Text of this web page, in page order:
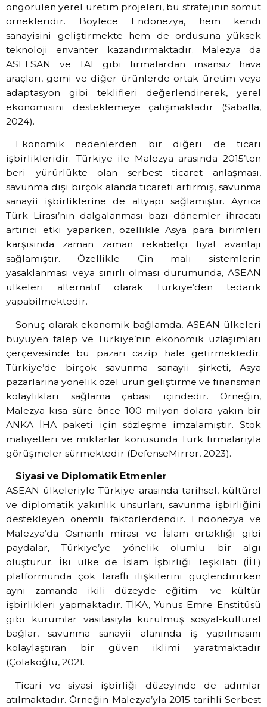
öngörülen yerel üretim projeleri, bu stratejinin somut
örnekleridir. Böylece Endonezya, hem kendi
sanayisini geliştirmekte hem de ordusuna yüksek
teknoloji envanter kazandırmaktadır. Malezya da
ASELSAN ve TAI gibi firmalardan insansız hava
araçları, gemi ve diğer ürünlerde ortak üretim veya
adaptasyon gibi teklifleri değerlendirerek, yerel
ekonomisini desteklemeye çalışmaktadır (Saballa,
2024).
Ekonomik nedenlerden bir diğeri de ticari
işbirlikleridir. Türkiye ile Malezya arasında 2015’ten
beri yürürlükte olan serbest ticaret anlaşması,
savunma dışı birçok alanda ticareti artırmış, savunma
sanayii işbirliklerine de altyapı sağlamıştır. Ayrıca
Türk Lirası’nın dalgalanması bazı dönemler ihracatı
artırıcı etki yaparken, özellikle Asya para birimleri
karşısında zaman zaman rekabetçi fiyat avantajı
sağlamıştır. Özellikle Çin malı sistemlerin
yasaklanması veya sınırlı olması durumunda, ASEAN
ülkeleri alternatif olarak Türkiye’den tedarik
yapabilmektedir.
Sonuç olarak ekonomik bağlamda, ASEAN ülkeleri
büyüyen talep ve Türkiye’nin ekonomik uzlaşımları
çerçevesinde bu pazarı cazip hale getirmektedir.
Türkiye’de birçok savunma sanayii şirketi, Asya
pazarlarına yönelik özel ürün geliştirme ve finansman
kolaylıkları sağlama çabası içindedir. Örneğin,
Malezya kısa süre önce 100 milyon dolara yakın bir
ANKA İHA paketi için sözleşme imzalamıştır. Stok
maliyetleri ve miktarlar konusunda Türk firmalarıyla
görüşmeler sürmektedir (DefenseMirror, 2023).
Siyasi ve Diplomatik Etmenler
ASEAN ülkeleriyle Türkiye arasında tarihsel, kültürel
ve diplomatik yakınlık unsurları, savunma işbirliğini
destekleyen önemli faktörlerdendir. Endonezya ve
Malezya’da Osmanlı mirası ve İslam ortaklığı gibi
paydalar, Türkiye’ye yönelik olumlu bir algı
oluşturur. İki ülke de İslam İşbirliği Teşkilatı (İİT)
platformunda çok taraflı ilişkilerini güçlendirirken
aynı zamanda ikili düzeyde eğitim- ve kültür
işbirlikleri yapmaktadır. TİKA, Yunus Emre Enstitüsü
gibi kurumlar vasıtasıyla kurulmuş sosyal-kültürel
bağlar, savunma sanayii alanında iş yapılmasını
kolaylaştıran bir güven iklimi yaratmaktadır
(Çolakoğlu, 2021.
Ticari ve siyasi işbirliği düzeyinde de adımlar
atılmaktadır. Örneğin Malezya’yla 2015 tarihli Serbest